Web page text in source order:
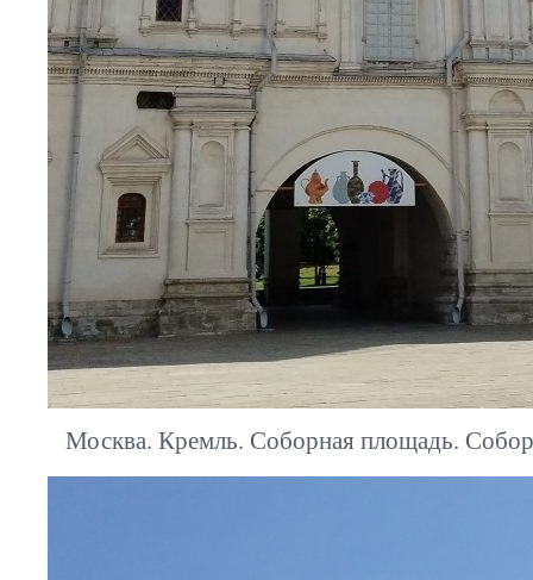
Москва. Кремль. Соборная площадь.